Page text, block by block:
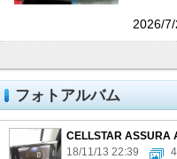
2026/
フォトアルバム
CELLSTAR ASSURA
18/11/13 22:39